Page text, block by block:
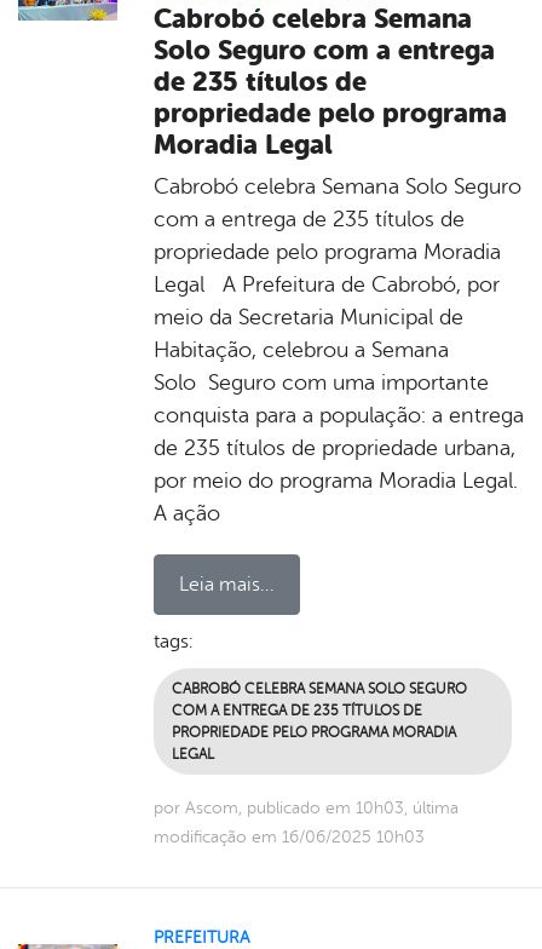
Cabrobó celebra Semana
Solo Seguro com a entrega
de 235 títulos de
propriedade pelo programa
Moradia Legal
Cabrobó celebra Semana Solo Seguro
com a entrega de 235 títulos de
propriedade pelo programa Moradia
Legal A Prefeitura de Cabrobó, por
meio da Secretaria Municipal de
Habitação, celebrou a Semana
Solo Seguro com uma importante
conquista para a população: a entrega
de 235 títulos de propriedade urbana,
por meio do programa Moradia Legal.
A ação
Leia mais...
tags:
CABROBÓ CELEBRA SEMANA SOLO SEGURO
COM A ENTREGA DE 235 TÍTULOS DE
PROPRIEDADE PELO PROGRAMA MORADIA
LEGAL
por Ascom, publicado em 10h03, última
modificação em 16/06/2025 10h03
PREFEITURA